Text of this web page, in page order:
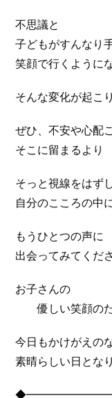
不思議と
子どもがすんなり
笑顔で行くように
そんな変化が起こ
ぜひ、不安や心配
そこに留まるより
そっと視線をはず
自分のこころの中
もうひとつの声に
出会ってみてくだ
お子さんの
優しい笑顔の
今日もかけがえの
素晴らしい日とな